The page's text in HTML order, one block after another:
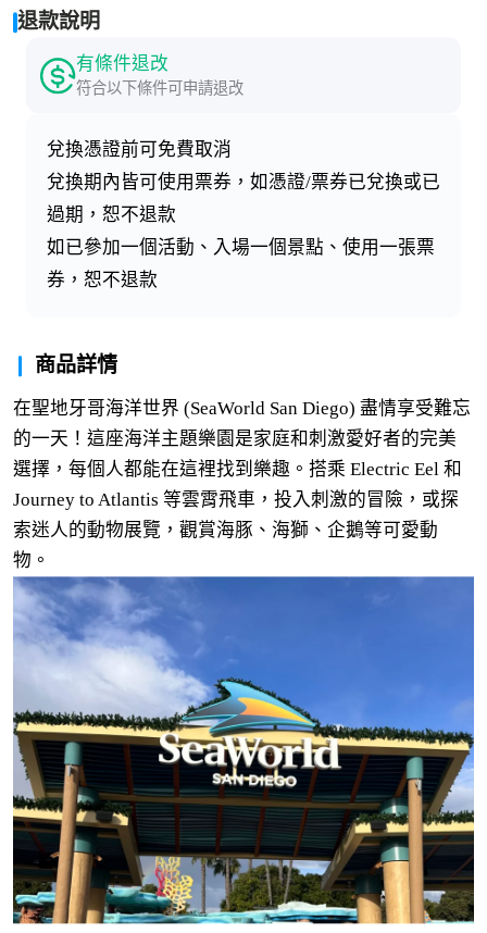
退款說明
有條件退改
符合以下條件可申請退改
兌換憑證前可免費取消
兌換期內皆可使用票券，如憑證/票券已兌換或已
過期，恕不退款
如已參加一個活動、入場一個景點、使用一張票
券，恕不退款
商品詳情
在聖地牙哥海洋世界 (SeaWorld San Diego) 盡情享受難忘
的一天！這座海洋主題樂園是家庭和刺激愛好者的完美
選擇，每個人都能在這裡找到樂趣。搭乘 Electric Eel 和
Journey to Atlantis 等雲霄飛車，投入刺激的冒險，或探
索迷人的動物展覽，觀賞海豚、海獅、企鵝等可愛動
物。